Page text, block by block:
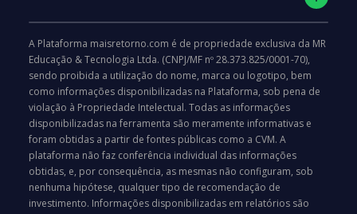
A Plataforma maisretorno.com é de propriedade exclusiva da MR
Educação & Tecnologia Ltda. (CNPJ/MF nº 28.373.825/0001-70),
sendo proibida a utilização do nome, marca ou logotipo, bem
como informações disponibilizadas na Plataforma, sob pena de
violação à Propriedade Intelectual. Todas as informações
disponibilizadas na ferramenta são meramente informativas e
foram obtidas a partir de fontes públicas como a CVM. A
plataforma não faz conferência individual das informações
obtidas, e, por consequência, as mesmas não configuram, sob
nenhuma hipótese, qualquer tipo de recomendação de
investimento. Informações disponibilizadas em relatórios são